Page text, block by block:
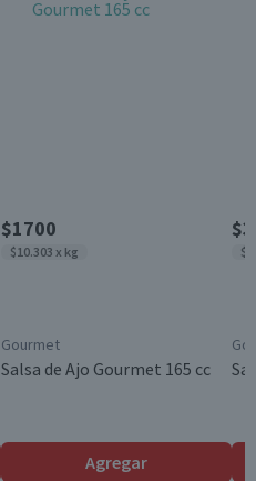
$1700
$10.303 x kg
Gourmet
Salsa de Ajo Gourmet 165 cc
Agregar